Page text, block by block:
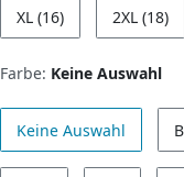
XL (16) 2XL (18)
Farbe: Keine Auswahl
Keine Auswahl